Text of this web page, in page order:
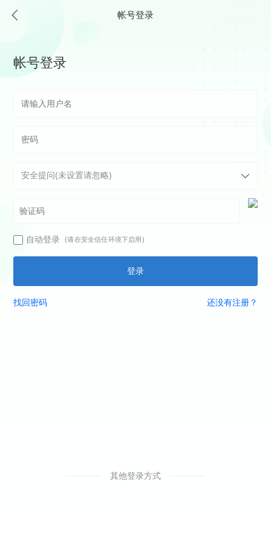
帐号登录
帐号登录
自动登录 (请在安全信任环境下启用)
登录
找回密码 还没有注册？
其他登录方式